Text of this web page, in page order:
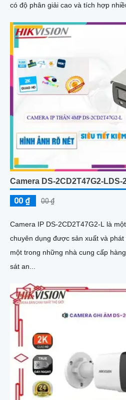
có độ phân giải cao và tích hợp
Camera DS-2CD2T47G2-LDS-
00 ₫ 00 ₫
Camera IP DS-2CD2T47G2-L là
chuyên dụng được sản xuất và
một trong những nhà cung cấp
sát an...